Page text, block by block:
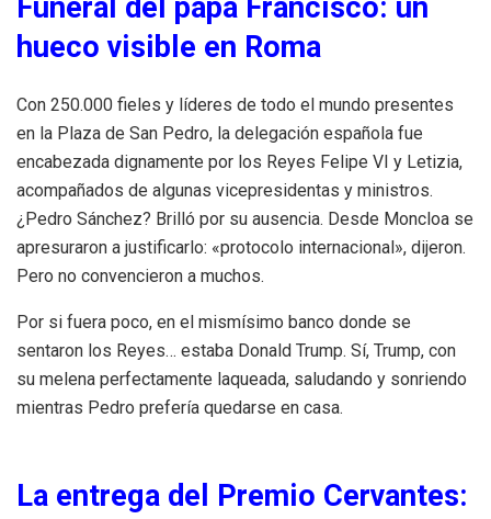
Funeral del papa Francisco: un
hueco visible en Roma
Con 250.000 fieles y líderes de todo el mundo presentes
en la Plaza de San Pedro, la delegación española fue
encabezada dignamente por los Reyes Felipe VI y Letizia,
acompañados de algunas vicepresidentas y ministros.
¿Pedro Sánchez? Brilló por su ausencia. Desde Moncloa se
apresuraron a justificarlo: «protocolo internacional», dijeron.
Pero no convencieron a muchos.
Por si fuera poco, en el mismísimo banco donde se
sentaron los Reyes… estaba Donald Trump. Sí, Trump, con
su melena perfectamente laqueada, saludando y sonriendo
mientras Pedro prefería quedarse en casa.
La entrega del Premio Cervantes: